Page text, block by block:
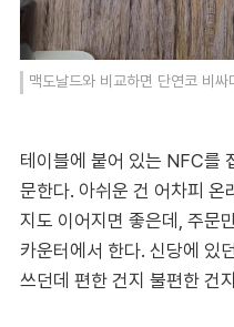
맥도날드와 비교하면 단연코 비싸
테이블에 붙어 있는 NFC를
문한다. 아쉬운 건 어차피 온
지도 이어지면 좋은데, 주문
카운터에서 한다. 신당에 있
쓰던데 편한 건지 불편한 건